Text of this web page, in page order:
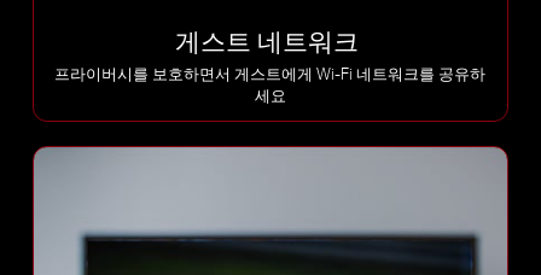
게스트 네트워크
프라이버시를 보호하면서 게스트에게 Wi-Fi 네트워크를 공유하
세요